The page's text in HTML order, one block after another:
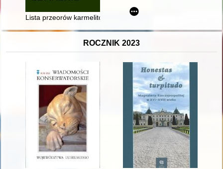
Lista przeorów karmelitów gdańskich w XVIII i XIX wieku =
ROCZNIK 2023